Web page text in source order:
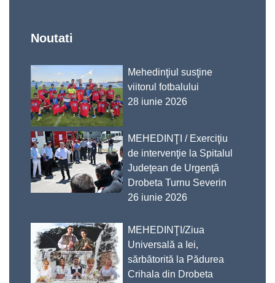
Noutati
Mehedinţiul susţine
viitorul fotbalului
28 iunie 2026
MEHEDINŢI / Exerciţiu
de intervenţie la Spitalul
Judeţean de Urgenţă
Drobeta Turnu Severin
26 iunie 2026
MEHEDINŢI/Ziua
Universală a Iei,
sărbătorită la Pădurea
Crihala din Drobeta